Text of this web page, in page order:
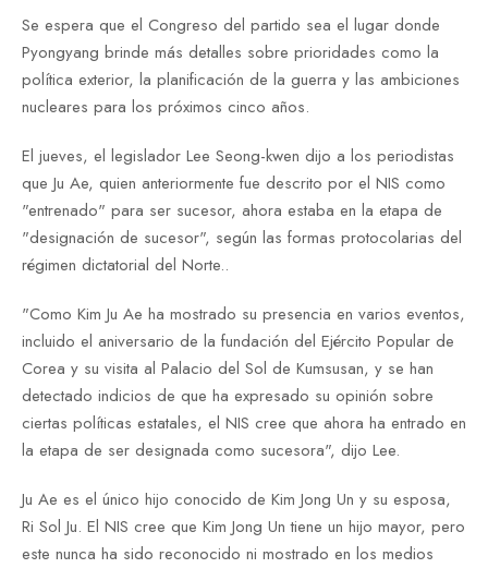
Se espera que el Congreso del partido sea el lugar donde
Pyongyang brinde más detalles sobre prioridades como la
política exterior, la planificación de la guerra y las ambiciones
nucleares para los próximos cinco años.
El jueves, el legislador Lee Seong-kwen dijo a los periodistas
que Ju Ae, quien anteriormente fue descrito por el NIS como
"entrenado" para ser sucesor, ahora estaba en la etapa de
"designación de sucesor", según las formas protocolarias del
régimen dictatorial del Norte..
"Como Kim Ju Ae ha mostrado su presencia en varios eventos,
incluido el aniversario de la fundación del Ejército Popular de
Corea y su visita al Palacio del Sol de Kumsusan, y se han
detectado indicios de que ha expresado su opinión sobre
ciertas políticas estatales, el NIS cree que ahora ha entrado en
la etapa de ser designada como sucesora", dijo Lee.
Ju Ae es el único hijo conocido de Kim Jong Un y su esposa,
Ri Sol Ju. El NIS cree que Kim Jong Un tiene un hijo mayor, pero
este nunca ha sido reconocido ni mostrado en los medios